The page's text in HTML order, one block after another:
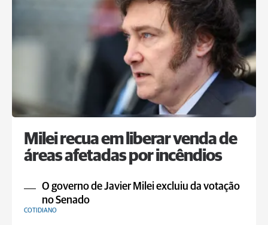
Milei recua em liberar venda de
áreas afetadas por incêndios
O governo de Javier Milei excluiu da votação
no Senado
COTIDIANO